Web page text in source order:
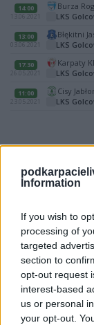
Information
If you wish to
processing of
targeted
section to
opt-out request
interest-based
us or personal
your opt-out.
14:00
13.06.2021
Burza
LKS
13:00
03.06.2021
Błękitni
LKS
17:30
26.05.2021
Karpaty
LKS
11:00
23.05.2021
Cisy
LKS
Spotkanie pomiędzy
Na stronie
bramek, kartki,
spotkania. To
lokalnej piłki
pracujemy nad tym
Wynik meczu
Po zakończeniu
spotkania, a także